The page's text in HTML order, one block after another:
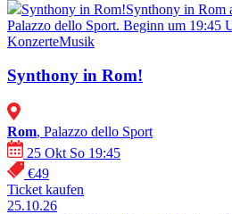
Synthony in Rom!Synthony in Rom
Palazzo dello Sport. Beginn um 19:45
KonzerteMusik
Synthony in Rom!
Rom, Palazzo dello Sport
25 Okt So 19:45
€49
Ticket kaufen
25.10.26